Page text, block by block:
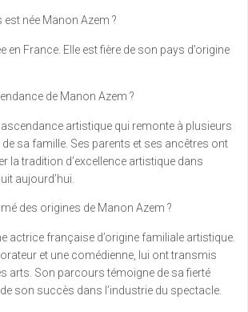
est née Manon Azem ?
en France. Elle est fière de son pays d’origine
de Manon Azem ?
artistique qui remonte à plusieurs
sa famille. Ses parents et ses ancêtres ont
la tradition d’excellence artistique dans
aujourd’hui.
des origines de Manon Azem ?
actrice française d’origine familiale artistique.
et une comédienne, lui ont transmis
arts. Son parcours témoigne de sa fierté
son succès dans l’industrie du spectacle.